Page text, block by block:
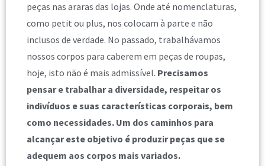
peças nas araras das lojas. Onde até nomenclaturas,
como petit ou plus, nos colocam à parte e não
inclusos de verdade. No passado, trabalhávamos
nossos corpos para caberem em peças de roupas,
hoje, isto não é mais admissível. Precisamos
pensar e trabalhar a diversidade, respeitar os
indivíduos e suas características corporais, bem
como necessidades. Um dos caminhos para
alcançar este objetivo é produzir peças que se
adequem aos corpos mais variados.